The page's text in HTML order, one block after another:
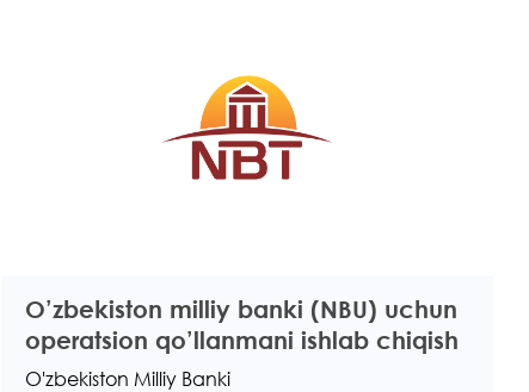
O’zbekiston milliy banki (NBU) uchun
operatsion qo’llanmani ishlab chiqish
O'zbekiston Milliy Banki